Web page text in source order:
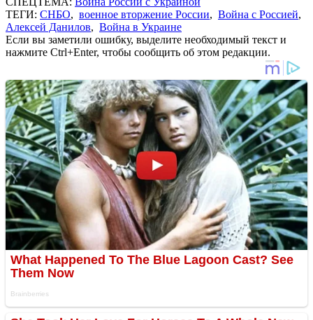
ТЕГИ: СНБО, военное вторжение России, Война с Россией,
Алексей Данилов, Война в Украине
Если вы заметили ошибку, выделите необходимый текст и
нажмите Ctrl+Enter, чтобы сообщить об этом редакции.